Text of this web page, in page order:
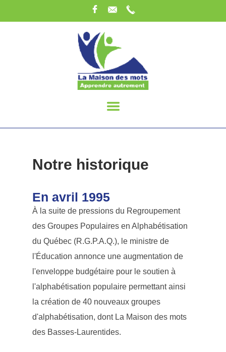
Notre historique
En avril 1995
À la suite de pressions du Regroupement
des Groupes Populaires en Alphabétisation
du Québec (R.G.P.A.Q.), le ministre de
l'Éducation annonce une augmentation de
l'enveloppe budgétaire pour le soutien à
l'alphabétisation populaire permettant ainsi
la création de 40 nouveaux groupes
d'alphabétisation, dont La Maison des mots
des Basses-Laurentides.